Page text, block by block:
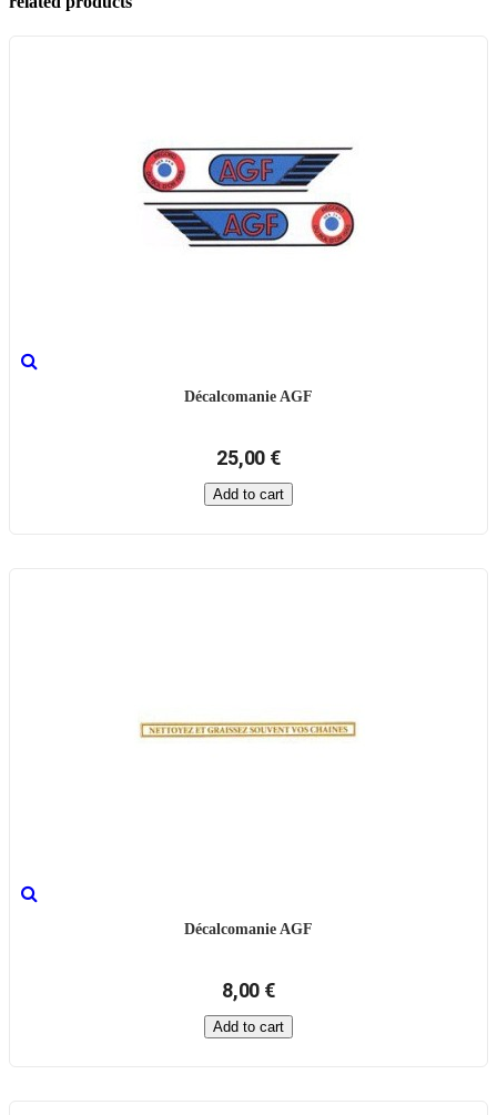
Décalcomanie AGF
25,00 €
Add to cart
Décalcomanie AGF
8,00 €
Add to cart